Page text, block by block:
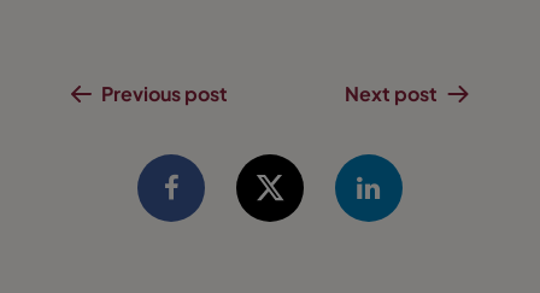
Previous post Next post